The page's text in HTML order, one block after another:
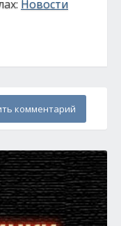
Новости
комментарий